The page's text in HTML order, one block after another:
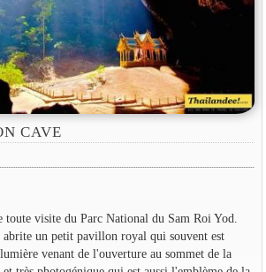
CAVE
toute visite du Parc National du Sam Roi Yod.
un petit pavillon royal qui souvent est
venant de l'ouverture au sommet de la